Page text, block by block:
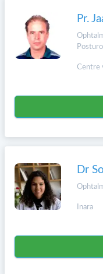
Pr.
Centre
Dr
Inara